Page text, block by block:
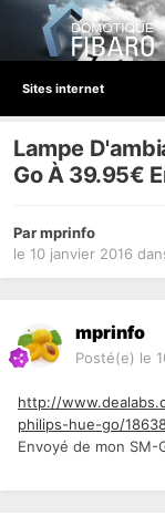
Sites internet
Lampe
Go À 39.95€
Parmprinfo
le 10 janvier 2016
mprinfo
Posté(e) le
http://
philips-hue-go/
Envoyé de mon SM-